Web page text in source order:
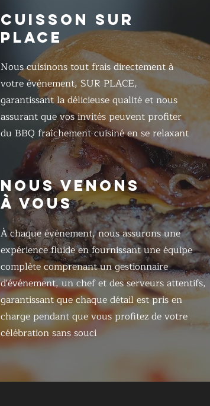
CUISSON SUR
PLACE
Nous cuisinons tout frais directement à
votre événement, SUR PLACE,
garantissant la délicieuse qualité et nous
assurant que vos invités peuvent profiter
du BBQ fraîchement cuisiné en se relaxant
NOUS VENONS
À VOUS
À chaque événement, nous assurons une
expérience fluide en fournissant une équipe
complète comprenant un gestionnaire
d'événement, un chef et des serveurs attentifs,
garantissant que chaque détail est pris en
charge pendant que vous profitez de votre
célébration sans souci